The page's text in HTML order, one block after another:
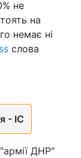
не
на
немає ні
слова
- ІС
ДНР"